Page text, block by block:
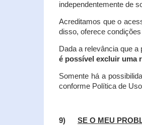
independentemente de
Acreditamos que o
disso, oferece
Dada a relevância que
é possível excluir uma
Somente há a
conforme Política de
9) SE O MEU